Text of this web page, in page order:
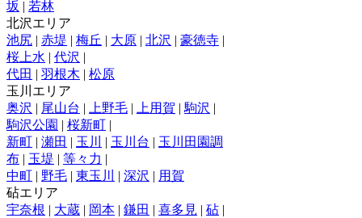
坂 | 若林
北沢エリア
池尻 | 赤堤 | 梅丘 | 大原 | 北沢 | 豪徳寺 |
桜上水 | 代沢 |
代田 | 羽根木 | 松原
玉川エリア
奥沢 | 尾山台 | 上野毛 | 上用賀 | 駒沢 |
駒沢公園 | 桜新町 |
新町 | 瀬田 | 玉川 | 玉川台 | 玉川田園調
布 | 玉堤 | 等々力 |
中町 | 野毛 | 東玉川 | 深沢 | 用賀
砧エリア
宇奈根 | 大蔵 | 岡本 | 鎌田 | 喜多見 | 砧 |